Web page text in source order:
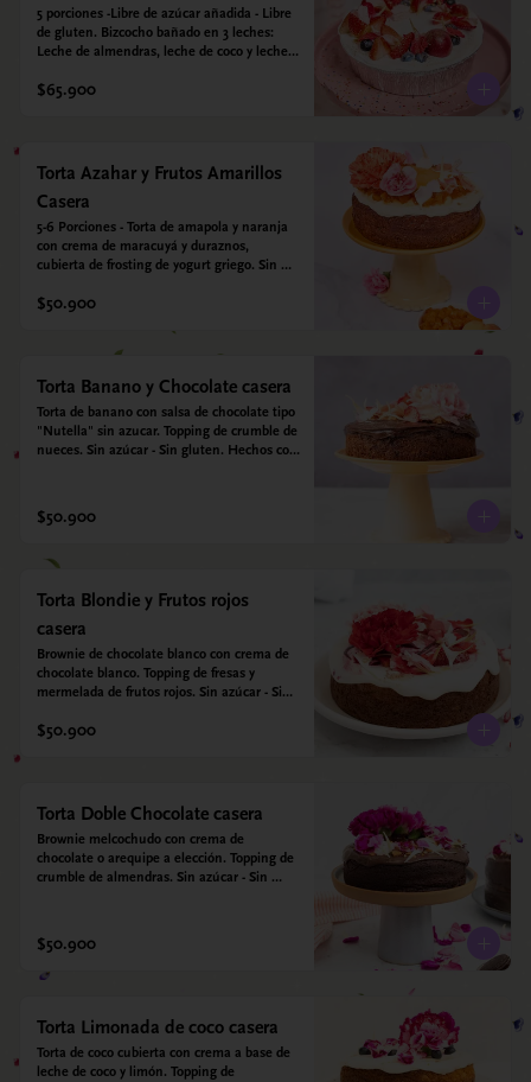
5 porciones -Libre de azúcar añadida - Libre
de gluten. Bizcocho bañado en 3 leches:
Leche de almendras, leche de coco y leche
de arroz, harina de quinoa, huevo, leche de
*contiene un derivado de proteína láctea
conocido como caseína. Topping: Fresas y
Arándanos.
$65.900
Torta Azahar y Frutos Amarillos
Casera
5-6 Porciones - Torta de amapola y naranja
con crema de maracuyá y duraznos,
cubierta de frosting de yogurt griego. Sin
$50.900
Torta Banano y Chocolate casera
Torta de banano con salsa de chocolate tipo
"Nutella" sin azucar. Topping de crumble de
nueces. Sin azúcar - Sin gluten. Hechos con
$50.900
Torta Blondie y Frutos rojos
casera
Brownie de chocolate blanco con crema de
chocolate blanco. Topping de fresas y
mermelada de frutos rojos. Sin azúcar - Sin
harina quinoa, arroz y coco. Endulzada con
$50.900
Torta Doble Chocolate casera
Brownie melcochudo con crema de
chocolate o arequipe a elección. Topping de
crumble de almendras. Sin azúcar - Sin
Endulzada con estevia.
$50.900
Torta Limonada de coco casera
Torta de coco cubierta con crema a base de
leche de coco y limón. Topping de